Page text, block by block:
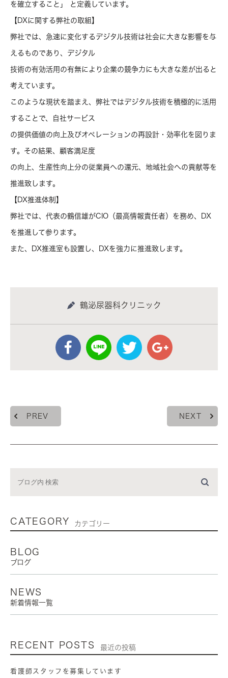
を確立すること」 と定義しています。
【DXに関する弊社の取組】
弊社では、急速に変化するデジタル技術は社会に大きな影響を与
えるものであり、デジタル
技術の有効活用の有無により企業の競争力にも大きな差が出ると
考えています。
このような現状を踏まえ、弊社ではデジタル技術を積極的に活用
することで、自社サービス
の提供価値の向上及びオペレーションの再設計・効率化を図りま
す。その結果、顧客満足度
の向上、生産性向上分の従業員への還元、地域社会への貢献等を
推進致します。
【DX推進体制】
弊社では、代表の鶴信雄がCIO（最高情報責任者）を務め、DX
を推進して参ります。
また、DX推進室も設置し、DXを強力に推進致します。
鶴泌尿器科クリニック
PREV NEXT
CATEGORY カテゴリー
BLOG
ブログ
NEWS
新着情報一覧
RECENT POSTS 最近の投稿
看護師スタッフを募集しています